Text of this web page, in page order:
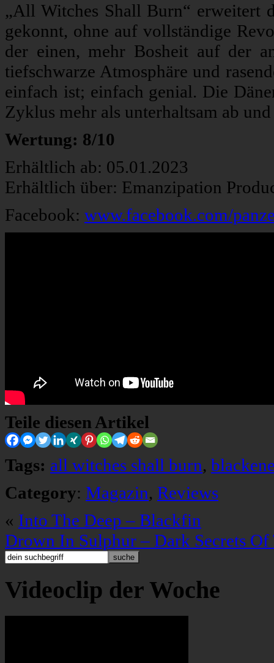
„All Witches Shall Burn“ erweitert
gekonnt, ohne auf vollständige
der einen, mehr Bosheit auf der
tiefschwarze Atmosphäre und
einfach ist; einfach genial. Die
Zyklus mehr als unterhaltsam ab
Wertung: 8/10
Erhältlich ab: 05.01.2023
Erhältlich über: Emanzipation
Facebook: www.facebook.com/
Teile diesen Artikel
Tags: all witches shall burn,
Category: Magazin, Reviews
« Into The Deep – Blackfin
Drown In Sulphur – Dark Secrets Of
Videoclip der Woche